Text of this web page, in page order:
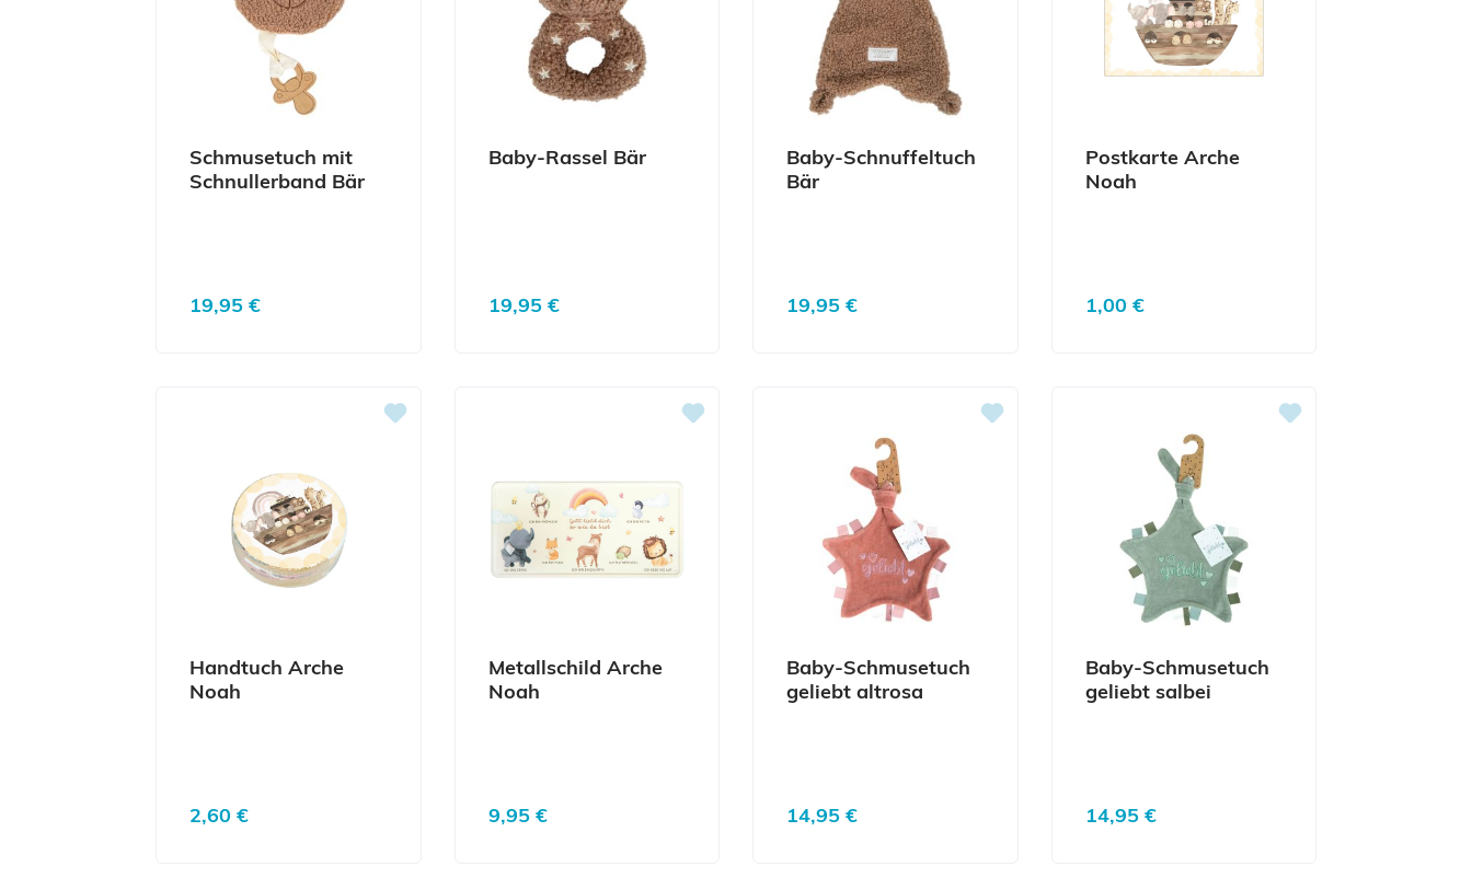
Schmusetuch mit
Schnullerband Bär
Regulärer Preis:
19,95 €
Baby-Rassel Bär
Regulärer Preis:
19,95 €
Baby-Schnuffeltuch
Bär
Regulärer Preis:
19,95 €
Postkarte Arche
Noah
Regulärer Preis:
1,00 €
Handtuch Arche
Noah
Regulärer Preis:
2,60 €
Metallschild Arche
Noah
Regulärer Preis:
9,95 €
Baby-Schmusetuch
geliebt altrosa
Regulärer Preis:
14,95 €
Baby-Schmusetuch
geliebt salbei
Regulärer Preis:
14,95 €